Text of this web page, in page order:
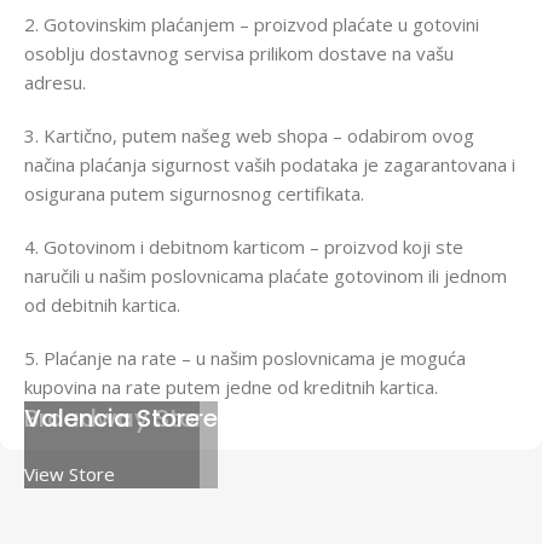
2. Gotovinskim plaćanjem – proizvod plaćate u gotovini
osoblju dostavnog servisa prilikom dostave na vašu
adresu.
3. Kartično, putem našeg web shopa – odabirom ovog
načina plaćanja sigurnost vaših podataka je zagarantovana i
osigurana putem sigurnosnog certifikata.
4. Gotovinom i debitnom karticom – proizvod koji ste
naručili u našim poslovnicama plaćate gotovinom ili jednom
od debitnih kartica.
5. Plaćanje na rate – u našim poslovnicama je moguća
kupovina na rate putem jedne od kreditnih kartica.
Broadway Store
View Store
Valencia Store
View Store